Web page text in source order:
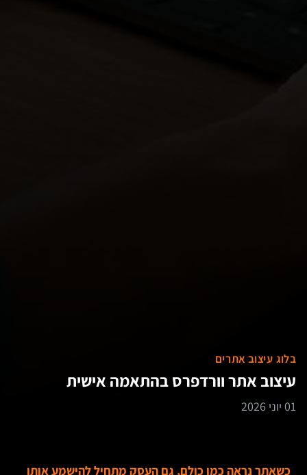
בלוג עיצוב אתרים
עיצוב אתר וורדפרס בהתאמה אישית
01 יוני 2026
כשאתר נראה כמו כולם, גם העסק מתחיל להישמע אותו